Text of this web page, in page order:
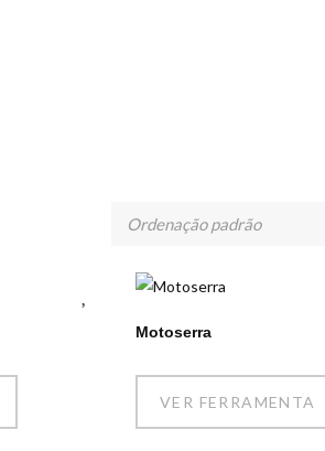
Motoserra
VER FERRAMENTA